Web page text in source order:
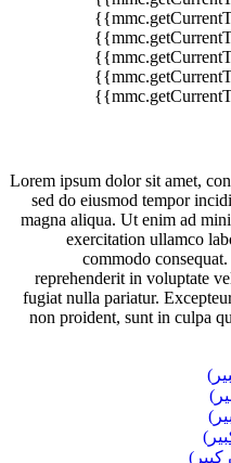
Lorem ipsum dolor sit amet,
sed do eiusmod tempor
magna aliqua. Ut enim ad
exercitation ullamco
commodo
reprehenderit in voluptate
fugiat nulla pariatur.
non proident, sunt in culpa
كبير)